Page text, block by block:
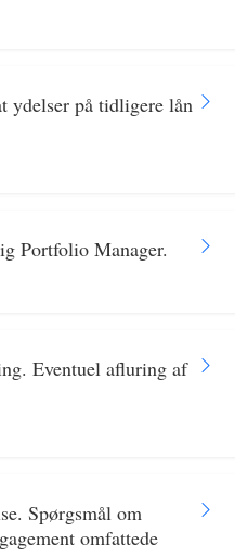
ydelser på tidligere lån
Portfolio Manager.
Eventuel afluring af
Spørgsmål om
omfattede